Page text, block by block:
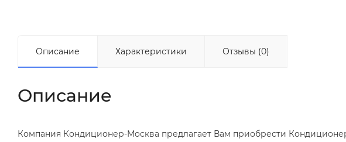
Описание Характеристики Отзывы (0)
Описание
Компания Кондиционер-Москва предлагает Вам приобрести Кондиционер